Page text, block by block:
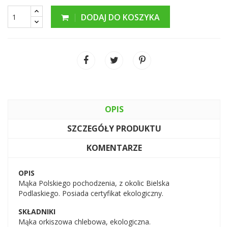
DODAJ DO KOSZYKA
OPIS
SZCZEGÓŁY PRODUKTU
KOMENTARZE
OPIS
Mąka Polskiego pochodzenia, z okolic Bielska
Podlaskiego. Posiada certyfikat ekologiczny.
SKŁADNIKI
Mąka orkiszowa chlebowa, ekologiczna.